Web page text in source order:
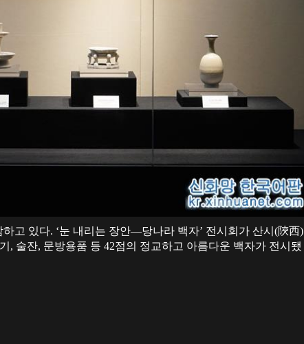
고 있다. ‘눈 내리는 장안—당나라 백자’ 전시회가 산시(陝西)
술잔, 문방용품 등 42점의 정교하고 아름다운 백자가 전시됐